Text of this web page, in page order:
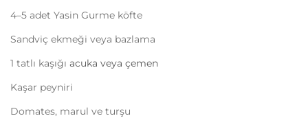
4–5 adet Yasin Gurme köfte
Sandviç ekmeği veya bazlama
1 tatlı kaşığı acuka veya çemen
Kaşar peyniri
Domates, marul ve turşu